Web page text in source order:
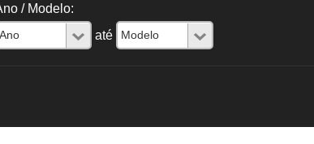
/ Modelo:
até